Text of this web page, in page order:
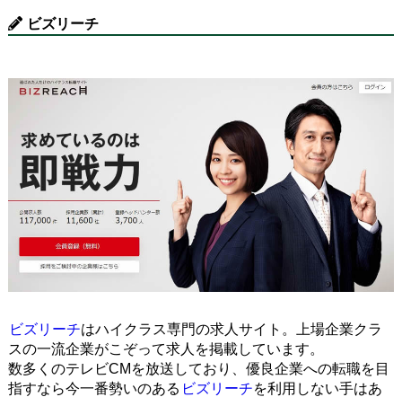
ビズリーチ
ビズリーチはハイクラス専門の求人サイト。上場企業クラ
スの一流企業がこぞって求人を掲載しています。
数多くのテレビCMを放送しており、優良企業への転職を目
指すなら今一番勢いのある ビズリーチを利用しない手はあ